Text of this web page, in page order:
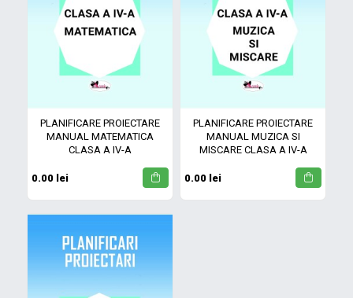
PLANIFICARE PROIECTARE
MANUAL MATEMATICA
CLASA A IV-A
0.00 lei
PLANIFICARE PROIECTARE
MANUAL MUZICA SI
MISCARE CLASA A IV-A
0.00 lei